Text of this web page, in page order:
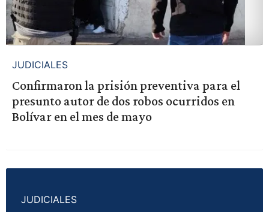
JUDICIALES
Confirmaron la prisión preventiva para el
presunto autor de dos robos ocurridos en
Bolívar en el mes de mayo
JUDICIALES